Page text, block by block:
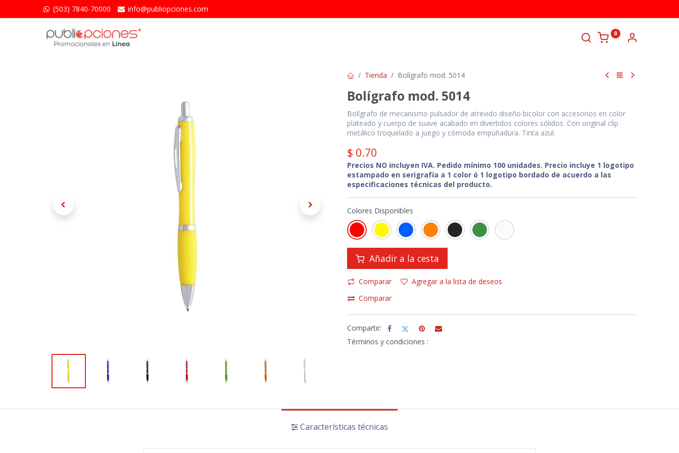
(503) 7840-70000 info@publiopciones.​com
0
Tienda Bolígrafo mod. 5014
Bolígrafo mod. 5014
Bolígrafo de mecanismo pulsador de atrevido diseño bicolor con accesorios en color
plateado y cuerpo de suave acabado en divertidos colores sólidos. Con original clip
metálico troquelado a juego y cómoda empuñadura. Tinta azul.
$ 0.70
Precios NO incluyen IVA. Pedido mínimo 100 unidades. Precio incluye 1 logotipo
estampado en serigrafía a 1 color ó 1 logotipo bordado de acuerdo a las
especificaciones técnicas del producto.
Colores Disponibles
Añadir a la cesta
Comparar
Agregar a la lista de deseos
Comparar
Compartir:
Términos y condiciones :
Características técnicas